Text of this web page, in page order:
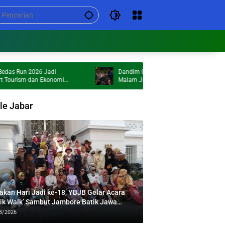
2026 Jadi
dan Ekonomi
Dandim 0624 Imbau Warga Hindari Keluar
Malam Jika Tak Ada Keperluan Penting
Jabar
Hari Jadi ke-18, YBJB Gelar Acara
Walk’ Sambut Jambore Batik Jawa
2026
2026